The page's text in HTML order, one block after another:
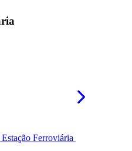
Ferroviária